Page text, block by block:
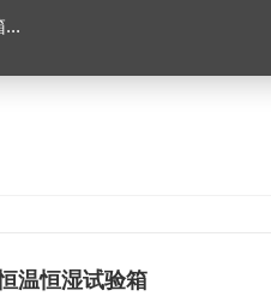
...
温恒湿试验箱